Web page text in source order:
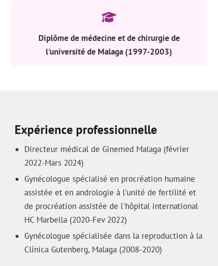
Diplôme de médecine et de chirurgie de
l'université de Malaga (1997-2003)
Expérience professionnelle
Directeur médical de Ginemed Malaga (février
2022-Mars 2024)
Gynécologue spécialisé en procréation humaine
assistée et en andrologie à l'unité de fertilité et
de procréation assistée de l'hôpital international
HC Marbella (2020-Fev 2022)
Gynécologue spécialisée dans la reproduction à la
Clínica Gutenberg, Malaga (2008-2020)